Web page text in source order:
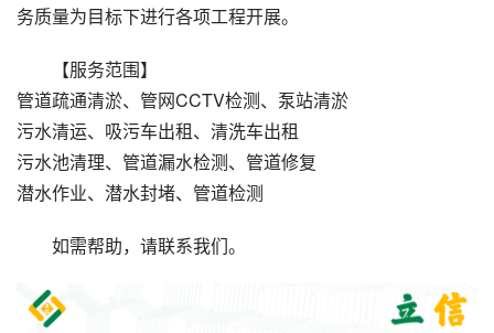
务质量为目标下进行各项工程开展。
【服务范围】
管道疏通清淤、管网CCTV检测、泵站清淤
污水清运、吸污车出租、清洗车出租
污水池清理、管道漏水检测、管道修复
潜水作业、潜水封堵、管道检测
如需帮助，请联系我们。